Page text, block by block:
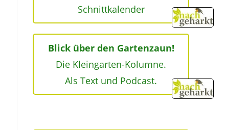
Schnittkalender
Blick über den Gartenzaun!
Die Kleingarten-Kolumne.
Als Text und Podcast.